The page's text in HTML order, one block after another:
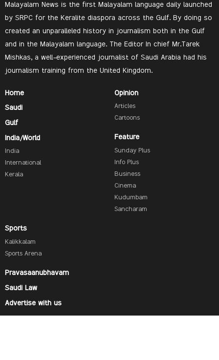
Malayalam News is the first Malayalam language daily launched
by SRPC for the Keralite diaspora across the Gulf. By doing so
created an unparalleled history in journalism both in the Gulf
and in the Malayalam language. The Editor In chief Mr.Tarek
Mishkas, a well-experienced journalist of Saudi Arabia had his
journalism training from the United Kingdom.
Home
Saudi
Gulf
India/World
India
International
Kerala
Opinion
Articles
Cartoons
Feature
Sunday Plus
Info Plus
Business
Cinema
Kudumbam
Sancharam
Sports
Kalikkalam
Sports Arena
Pravasaanubhavam
Saudi Law
Advertise with us